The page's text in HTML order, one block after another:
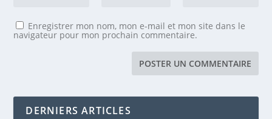
Enregistrer mon nom, mon e-mail et mon site dans le
navigateur pour mon prochain commentaire.
DERNIERS ARTICLES